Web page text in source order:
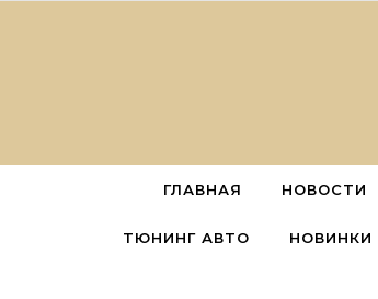
ГЛАВНАЯ НОВОСТИ
ТЮНИНГ АВТО НОВИНКИ